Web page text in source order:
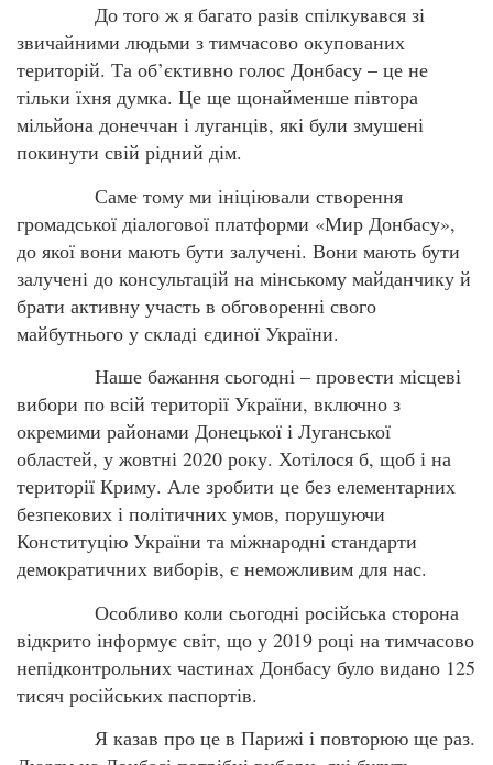
До того ж я багато разів спілкувався зі
звичайними людьми з тимчасово окупованих
територій. Та об’єктивно голос Донбасу – це не
тільки їхня думка. Це ще щонайменше півтора
мільйона донеччан і луганців, які були змушені
покинути свій рідний дім.
Саме тому ми ініціювали створення
громадської діалогової платформи «Мир Донбасу»,
до якої вони мають бути залучені. Вони мають бути
залучені до консультацій на мінському майданчику й
брати активну участь в обговоренні свого
майбутнього у складі єдиної України.
Наше бажання сьогодні – провести місцеві
вибори по всій території України, включно з
окремими районами Донецької і Луганської
областей, у жовтні 2020 року. Хотілося б, щоб і на
території Криму. Але зробити це без елементарних
безпекових і політичних умов, порушуючи
Конституцію України та міжнародні стандарти
демократичних виборів, є неможливим для нас.
Особливо коли сьогодні російська сторона
відкрито інформує світ, що у 2019 році на тимчасово
непідконтрольних частинах Донбасу було видано 125
тисяч російських паспортів.
Я казав про це в Парижі і повторюю ще раз.